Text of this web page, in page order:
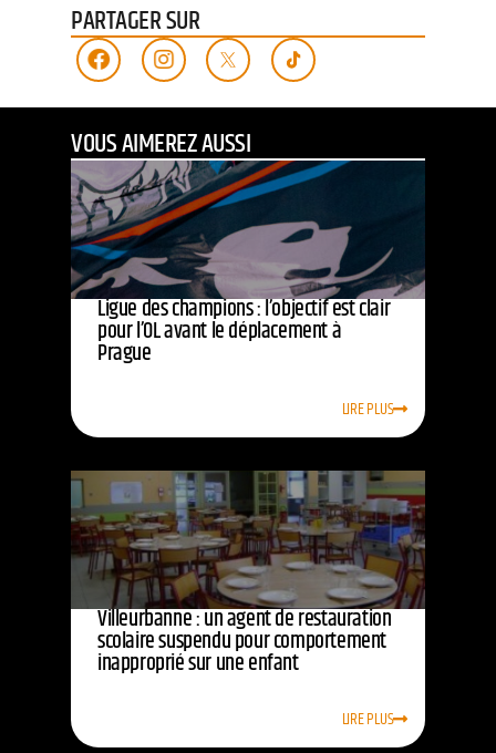
PARTAGER SUR
VOUS AIMEREZ AUSSI
Ligue des champions : l’objectif est clair
pour l’OL avant le déplacement à
Prague
LIRE PLUS
Villeurbanne : un agent de restauration
scolaire suspendu pour comportement
inapproprié sur une enfant
LIRE PLUS